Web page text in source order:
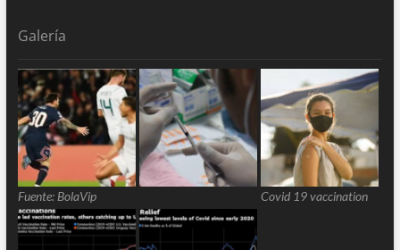
Galería
Fuente: BolaVip Covid 19 vaccination